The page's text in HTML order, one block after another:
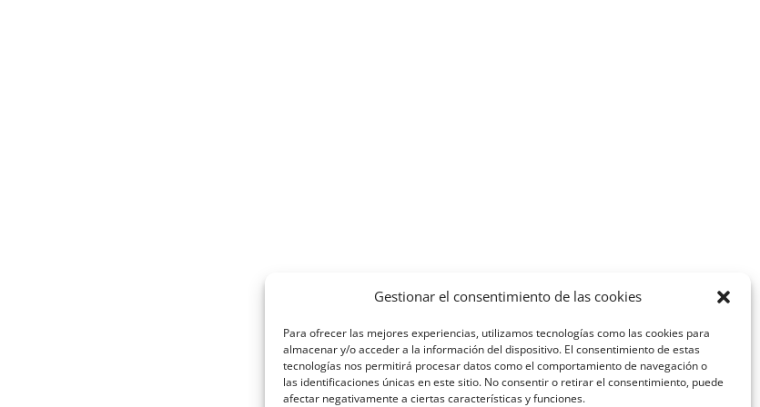
Gestionar el consentimiento de las cookies
Para ofrecer las mejores experiencias, utilizamos tecnologías como las cookies para
almacenar y/o acceder a la información del dispositivo. El consentimiento de estas
tecnologías nos permitirá procesar datos como el comportamiento de navegación o
las identificaciones únicas en este sitio. No consentir o retirar el consentimiento, puede
afectar negativamente a ciertas características y funciones.